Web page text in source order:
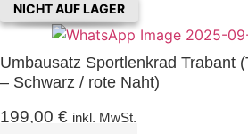
NICHT AUF LAGER
Umbausatz Sportlenkrad Trabant
– Schwarz / rote Naht)
199,00 € inkl. MwSt.